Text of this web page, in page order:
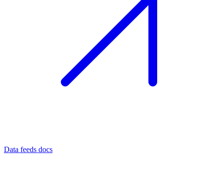
Data feeds docs